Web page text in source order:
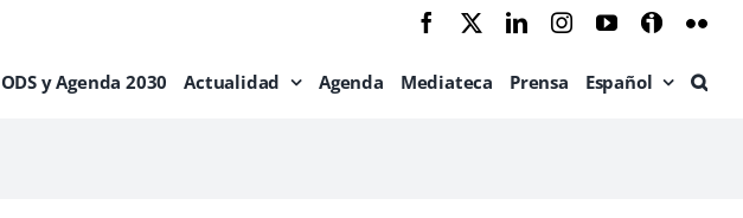
Facebook LinkedInInstagramYouTube
Ivoox
ODS y Agenda 2030 Actualidad Agenda Mediateca Prensa Español